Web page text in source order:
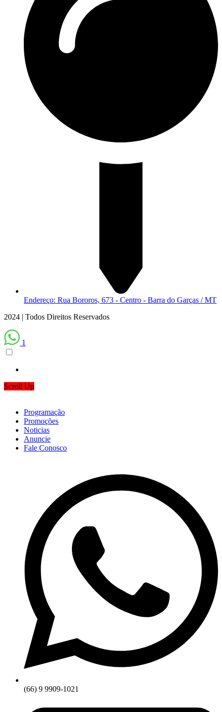
Endereço: Rua Bororos, 673 - Centro - Barra do Garças / MT
2024 | Todos Direitos Reservados
1
Scroll Up
Programação
Promoções
Noticias
Anuncie
Fale Conosco
(66) 9 9909-1021